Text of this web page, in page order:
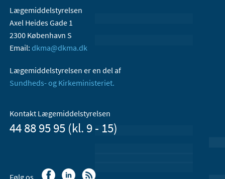
Lægemiddelstyrelsen
Axel Heides Gade 1
2300 København S
Email: dkma@dkma.dk
Lægemiddelstyrelsen er en del af
Sundheds- og Kirkeministeriet.
Kontakt Lægemiddelstyrelsen
44 88 95 95 (kl. 9 - 15)
Følg os